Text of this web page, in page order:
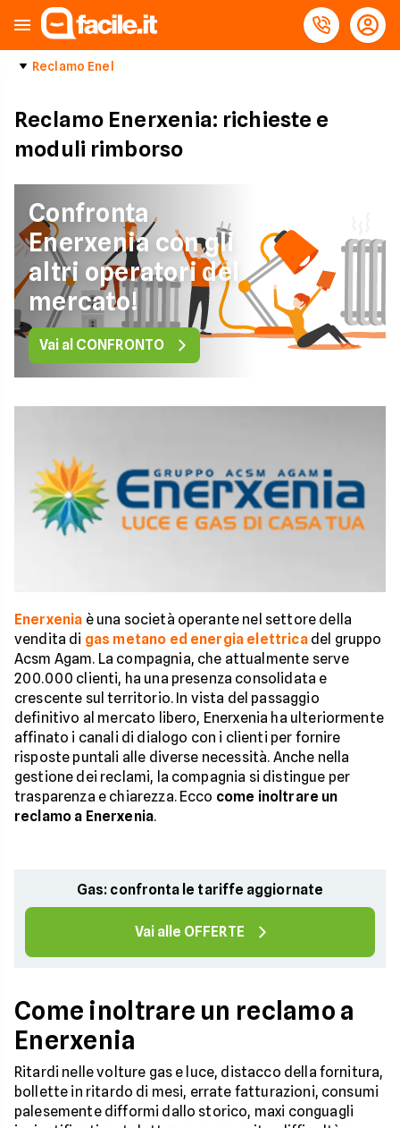
Reclamo Enel
Reclamo Enerxenia: richieste e
moduli rimborso
Confronta
Enerxenia con gli
altri operatori del
mercato!
Vai al CONFRONTO
Enerxenia è una società operante nel settore della
vendita di gas metano ed energia elettricadel gruppo
Acsm Agam. La compagnia, che attualmente serve
200.000 clienti, ha una presenza consolidata e
crescente sul territorio. In vista del passaggio
definitivo al mercato libero, Enerxenia ha ulteriormente
affinato i canali di dialogo con i clienti per fornire
risposte puntali alle diverse necessità. Anche nella
gestione dei reclami, la compagnia si distingue per
trasparenza e chiarezza. Ecco come inoltrare un
reclamo a Enerxenia.
Gas: confronta le tariffe aggiornate
Vai alle OFFERTE
Come inoltrare un reclamo a
Enerxenia
Ritardi nelle volture gas e luce, distacco della fornitura,
bollette in ritardo di mesi, errate fatturazioni, consumi
palesemente difformi dallo storico, maxi conguagli